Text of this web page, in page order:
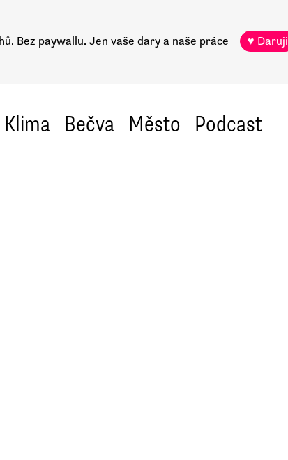
Bez paywallu. Jen vaše dary a naše práce ♥ Daruji
Klima Bečva Město Podcast